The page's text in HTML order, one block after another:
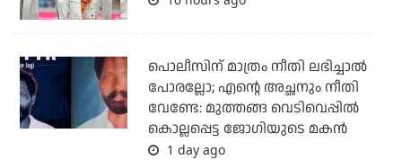
പൊലീസിന് മാത്രം നീതി ലഭിച്ചാല്‍
പോരല്ലോ; എന്റെ അച്ഛനും നീതി
വേണ്ടേ: മുത്തങ്ങ വെടിവെപ്പില്‍
കൊല്ലപ്പെട്ട ജോഗിയുടെ മകന്‍
1 day ago